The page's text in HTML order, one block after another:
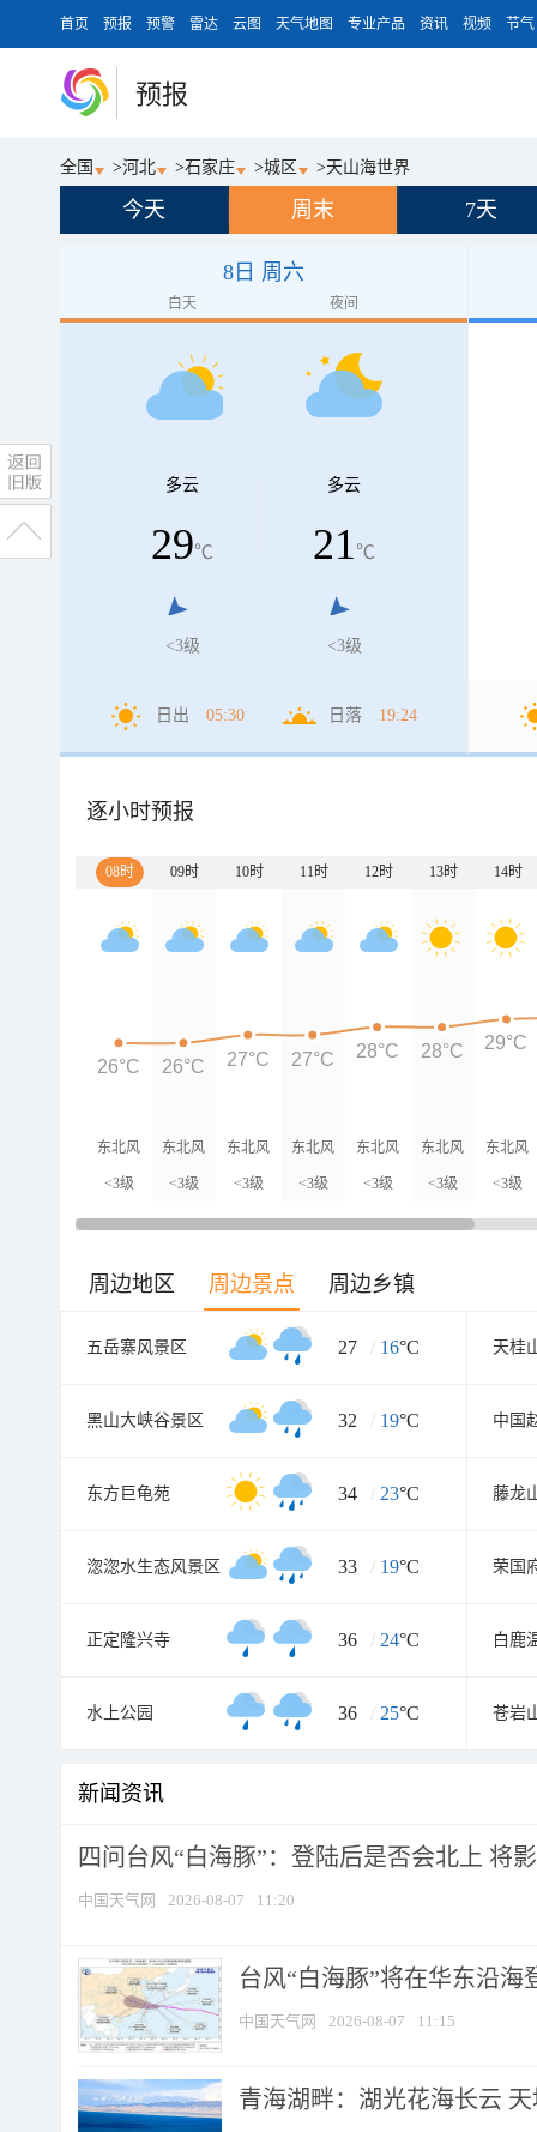
首页 预报 预警 雷达 云图 天气地图 专业产品 资讯 视频 节气
预报
全国 >河北 >石家庄 >城区 >天山海世界
今天 周末 7天
8日 周六
白天 夜间
多云
29℃
<3级
多云
21℃
<3级
日出 05:30 日落 19:24
逐小时预报
08时 09时 10时 11时 12时 13时 14时
东北风
<3级
东北风
<3级
东北风
<3级
东北风
<3级
东北风
<3级
东北风
<3级
东北风
<3级
26°C 26°C 27°C 27°C 28°C 28°C 29°C
周边地区 周边景点 周边乡镇
五岳寨风景区 27 / 16°C 天桂
黑山大峡谷景区 32 / 19°C 中国
东方巨龟苑 34 / 23°C 藤龙
淴淴水生态风景区 33 / 19°C 荣国
正定隆兴寺 36 / 24°C 白鹿
水上公园 36 / 25°C 苍岩
新闻资讯
四问台风“白海豚”：登陆后是否会北上 将
中国天气网 2026-08-07 11:20
台风“白海豚”将在华东沿
中国天气网 2026-08-07 11:15
青海湖畔：湖光花海长云